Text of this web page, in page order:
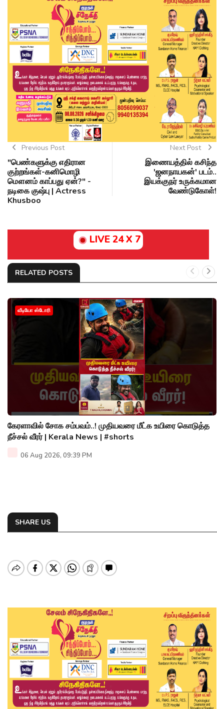
Previous Post
"பெண்களுக்கு எதிரான
குற்றங்கள்-கனிமொழி
மௌனம் காப்பது ஏன்?" -
நடிகை குஷ்பு | Actress
Khusboo
Next Post
இணையத்தில் கசிந்த
'ஜனநாயகன்' படம்..
இயக்குநர் உருக்கமான
வேண்டுகோள்!
LIVE 24 X 7
RELATED POSTS
வீடியோ ஸ்டோரி
கேரளாவில் சோக சம்பவம்..! முதியவரை மீட்க உயிரை கொடுத்த
நீச்சல் வீரர் | Kerala News | #shorts
06 Aug 2026, 09:39 PM
SHARE US